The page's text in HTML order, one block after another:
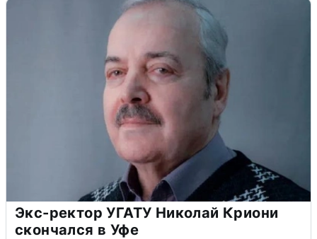
Экс-ректор УГАТУ Николай Криони
скончался в Уфе